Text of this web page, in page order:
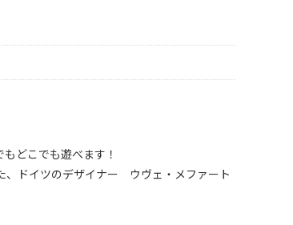
どこでも遊べます！
ドイツのデザイナー ウヴェ・メファート